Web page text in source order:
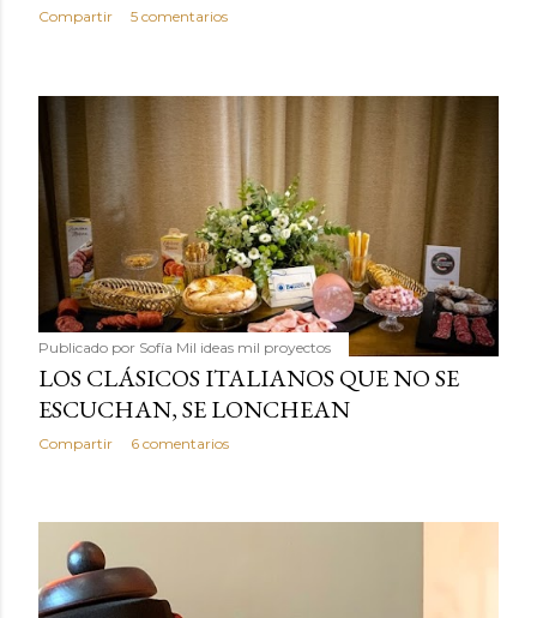
Compartir 5 comentarios
Publicado por Sofía Mil ideas mil proyectos
LOS CLÁSICOS ITALIANOS QUE NO SE
ESCUCHAN, SE LONCHEAN
Compartir 6 comentarios